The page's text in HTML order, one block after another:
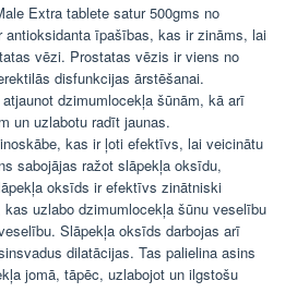
Extra tablete satur 500gms no
antioksidanta īpašības, kas ir zināms, lai
vēzi. Prostatas vēzis ir viens no
disfunkcijas ārstēšanai.
dzimumlocekļa šūnām, kā arī
un uzlabotu radīt jaunas.
kas ir ļoti efektīvs, lai veicinātu
sabojājas ražot slāpekļa oksīdu,
oksīds ir efektīvs zinātniski
uzlabo dzimumlocekļa šūnu veselību
Slāpekļa oksīds darbojas arī
dilatācijas. Tas palielina asins
jomā, tāpēc, uzlabojot un ilgstošu